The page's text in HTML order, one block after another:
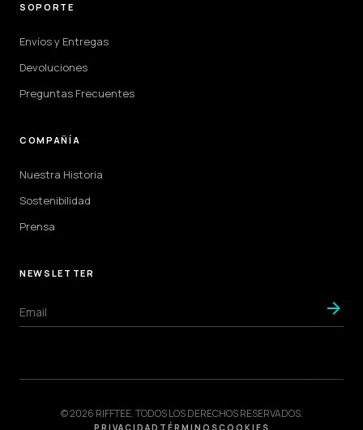
SOPORTE
Envíos y Entregas
Devoluciones
Preguntas Frecuentes
COMPAÑÍA
Nuestra Historia
Sostenibilidad
Prensa
NEWSLETTER
arrow_forward
© 2026 RIFFTEE. TODOS LOS DERECHOS RESERVADOS.